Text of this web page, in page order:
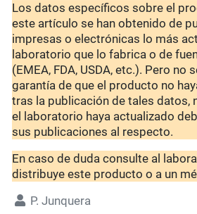
Los datos específicos sobre el
este artículo se han obtenido de
impresas o electrónicas lo más
laboratorio que lo fabrica o de
(EMEA, FDA, USDA, etc.). Pero no
garantía de que el producto no
tras la publicación de tales datos,
el laboratorio haya actualizado
sus publicaciones al respecto.
En caso de duda consulte al
distribuye este producto o a un
P. Junquera